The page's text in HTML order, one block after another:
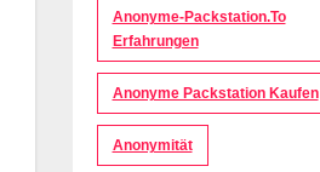
Anonyme-Packstation.to
Erfahrungen
Anonyme Packstation Kaufen
Anonymität